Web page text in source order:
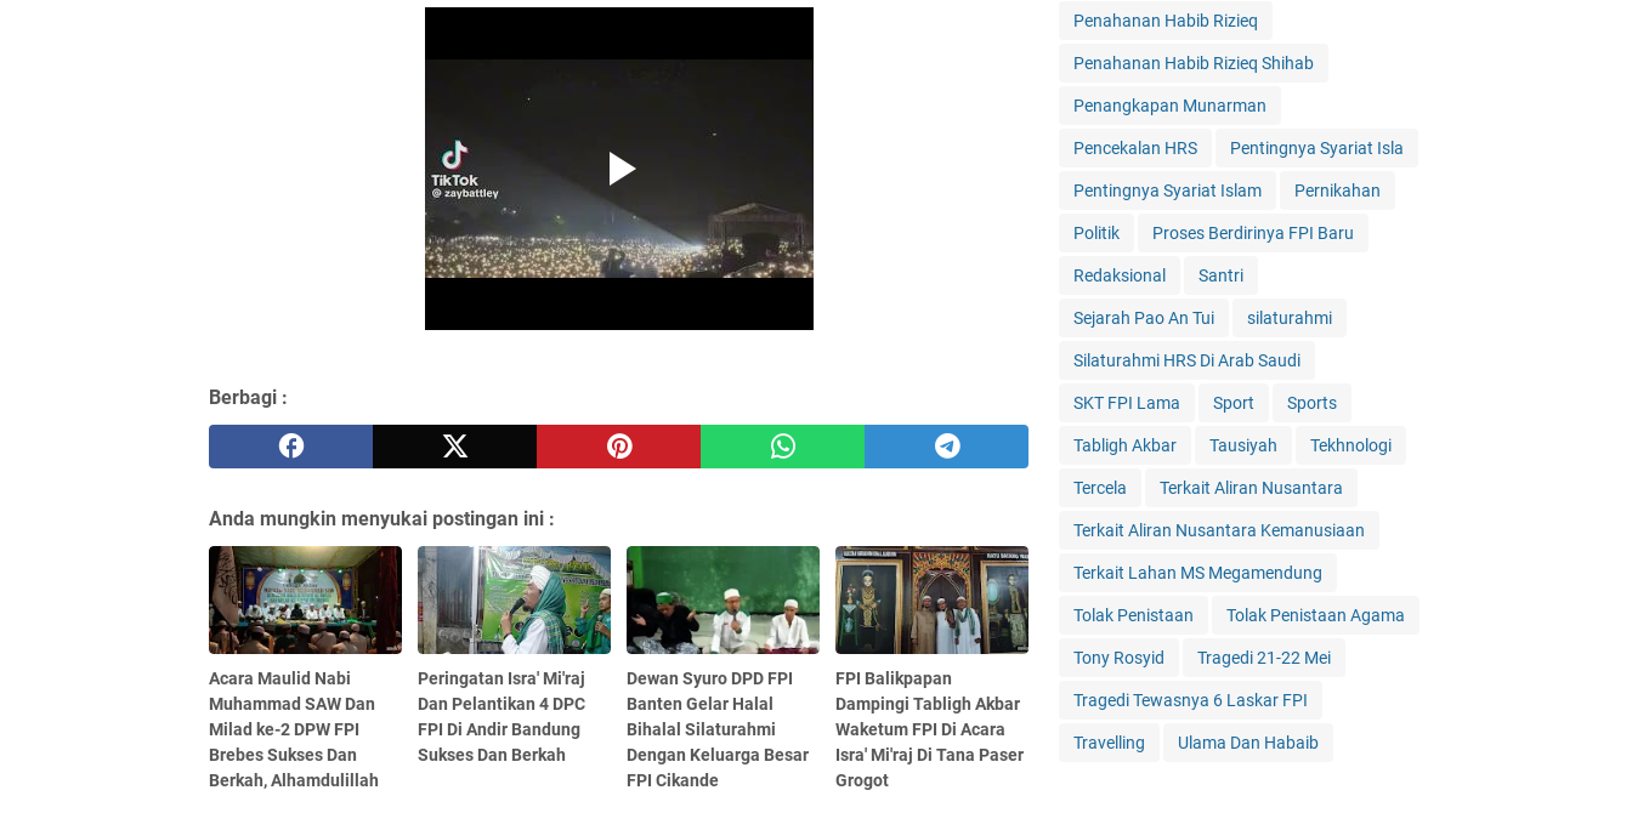
Berbagi :
Anda mungkin menyukai postingan ini :
Acara Maulid Nabi
Muhammad SAW Dan
Milad ke-2 DPW FPI
Brebes Sukses Dan
Berkah, Alhamdulillah
Peringatan Isra' Mi'raj
Dan Pelantikan 4 DPC
FPI Di Andir Bandung
Sukses Dan Berkah
Dewan Syuro DPD FPI
Banten Gelar Halal
Bihalal Silaturahmi
Dengan Keluarga Besar
FPI Cikande
FPI Balikpapan
Dampingi Tabligh Akbar
Waketum FPI Di Acara
Isra' Mi'raj Di Tana Paser
Grogot
Penahanan Habib Rizieq
Penahanan Habib Rizieq Shihab
Penangkapan Munarman
Pencekalan HRS Pentingnya Syariat Isla
Pentingnya Syariat Islam Pernikahan
Politik Proses Berdirinya FPI Baru
Redaksional Santri
Sejarah Pao An Tui silaturahmi
Silaturahmi HRS Di Arab Saudi
SKT FPI Lama Sport Sports
Tabligh Akbar Tausiyah Tekhnologi
Tercela Terkait Aliran Nusantara
Terkait Aliran Nusantara Kemanusiaan
Terkait Lahan MS Megamendung
Tolak Penistaan Tolak Penistaan Agama
Tony Rosyid Tragedi 21-22 Mei
Tragedi Tewasnya 6 Laskar FPI
Travelling Ulama Dan Habaib